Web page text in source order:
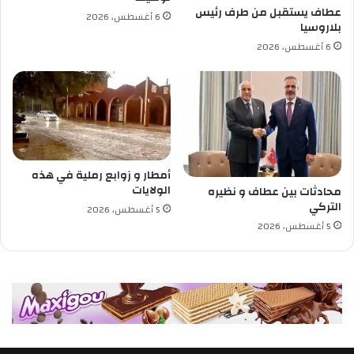
ئ
ي
ا
ت
ك
أ
س
ع
ا
ل
م
2
2
عطاف يستقبل من طرف رئيس
بلاروسيا
6 أغسطس، 2026
6 أغسطس، 2026
محادثات بين عطاف و نظيره
التركي
5 أغسطس، 2026
أمطار و زوابع رملية في هذه
الولايات
5 أغسطس، 2026